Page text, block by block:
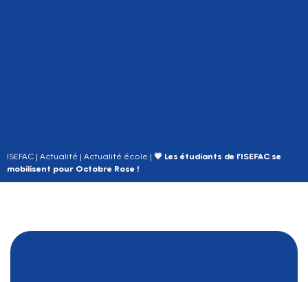
ISEFAC | Actualité | Actualité école | 💗 Les étudiants de l’ISEFAC se
mobilisent pour Octobre Rose !